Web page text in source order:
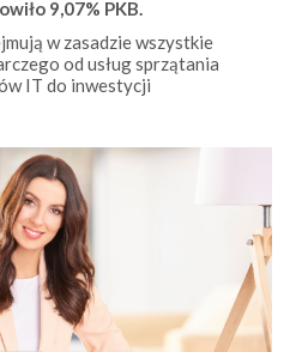
w zasadzie wszystkie
od usług sprzątania
IT do inwestycji